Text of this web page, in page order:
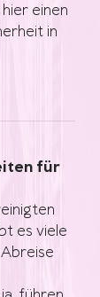
einen
in
für
es viele